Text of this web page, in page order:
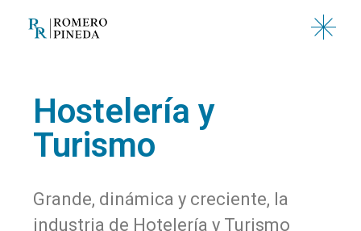
Hostelería y
Turismo
Grande, dinámica y creciente, la
industria de Hotelería y Turismo